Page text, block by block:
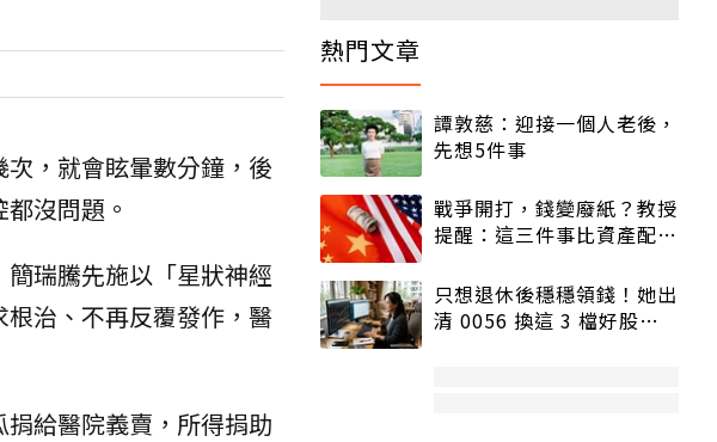
，就會眩暈數分鐘，後
沒問題。
瑞騰先施以「星狀神經
治、不再反覆發作，醫
給醫院義賣，所得捐助
熱門文章
譚敦慈：迎接一個人老後，
先想5件事
戰爭開打，錢變廢紙？教授
提醒：這三件事比資產配置
只想退休後穩穩領錢！她出
清 0056 換這 3 檔好股：